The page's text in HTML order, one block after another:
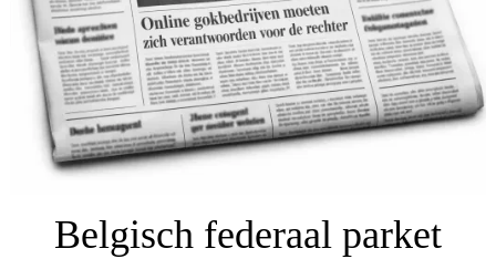
Belgisch federaal parket